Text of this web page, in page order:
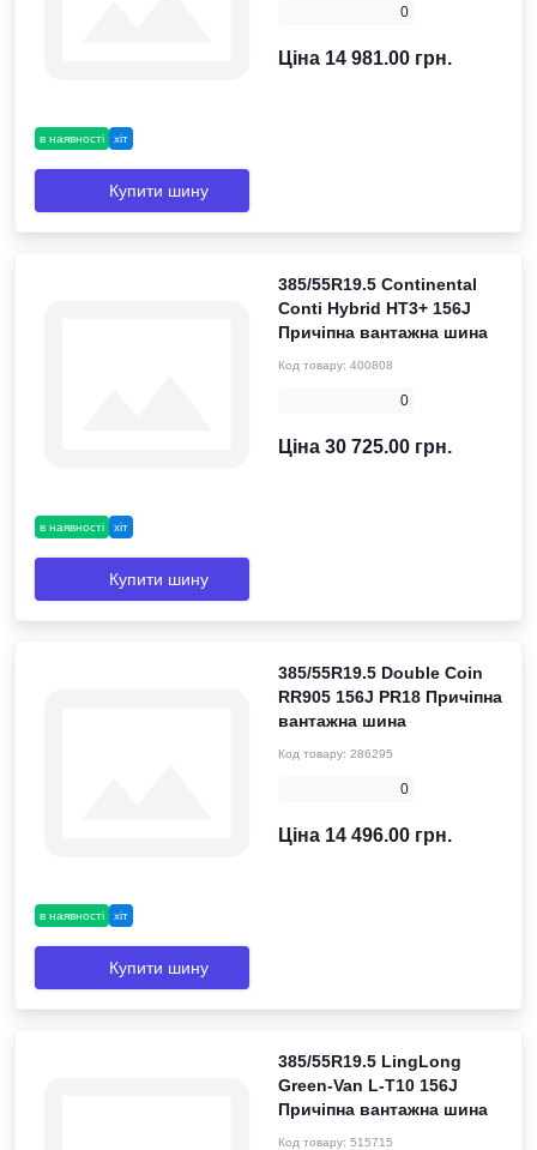
в наявності хіт
0
Ціна 14 981.00 грн.
Купити шину
в наявності хіт
385/55R19.5 Continental
Conti Hybrid HT3+ 156J
Причіпна вантажна шина
Код товару: 400808
0
Ціна 30 725.00 грн.
Купити шину
в наявності хіт
385/55R19.5 Double Coin
RR905 156J PR18 Причіпна
вантажна шина
Код товару: 286295
0
Ціна 14 496.00 грн.
Купити шину
385/55R19.5 LingLong
Green-Van L-T10 156J
Причіпна вантажна шина
Код товару: 515715